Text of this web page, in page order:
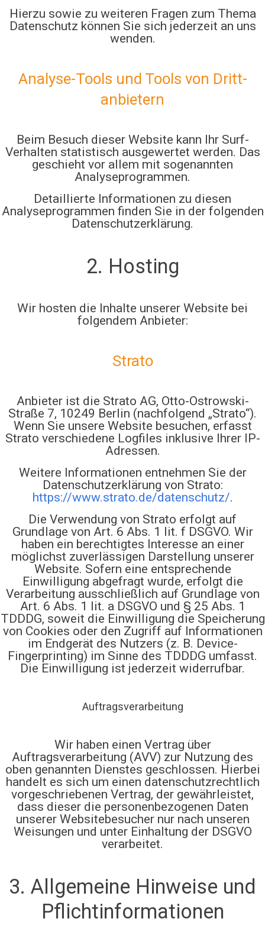
Hierzu sowie zu weiteren Fragen zum Thema
Datenschutz können Sie sich jederzeit an uns
wenden.
Analyse-Tools und Tools von Dritt­
anbietern
Beim Besuch dieser Website kann Ihr Surf-
Verhalten statistisch ausgewertet werden. Das
geschieht vor allem mit sogenannten
Analyseprogrammen.
Detaillierte Informationen zu diesen
Analyseprogrammen finden Sie in der folgenden
Datenschutzerklärung.
2. Hosting
Wir hosten die Inhalte unserer Website bei
folgendem Anbieter:
Strato
Anbieter ist die Strato AG, Otto-Ostrowski-
Straße 7, 10249 Berlin (nachfolgend „Strato“).
Wenn Sie unsere Website besuchen, erfasst
Strato verschiedene Logfiles inklusive Ihrer IP-
Adressen.
Weitere Informationen entnehmen Sie der
Datenschutzerklärung von Strato:
https://www.strato.de/datenschutz/.
Die Verwendung von Strato erfolgt auf
Grundlage von Art. 6 Abs. 1 lit. f DSGVO. Wir
haben ein berechtigtes Interesse an einer
möglichst zuverlässigen Darstellung unserer
Website. Sofern eine entsprechende
Einwilligung abgefragt wurde, erfolgt die
Verarbeitung ausschließlich auf Grundlage von
Art. 6 Abs. 1 lit. a DSGVO und § 25 Abs. 1
TDDDG, soweit die Einwilligung die Speicherung
von Cookies oder den Zugriff auf Informationen
im Endgerät des Nutzers (z. B. Device-
Fingerprinting) im Sinne des TDDDG umfasst.
Die Einwilligung ist jederzeit widerrufbar.
Auftragsverarbeitung
Wir haben einen Vertrag über
Auftragsverarbeitung (AVV) zur Nutzung des
oben genannten Dienstes geschlossen. Hierbei
handelt es sich um einen datenschutzrechtlich
vorgeschriebenen Vertrag, der gewährleistet,
dass dieser die personenbezogenen Daten
unserer Websitebesucher nur nach unseren
Weisungen und unter Einhaltung der DSGVO
verarbeitet.
3. Allgemeine Hinweise und
Pflicht­informationen